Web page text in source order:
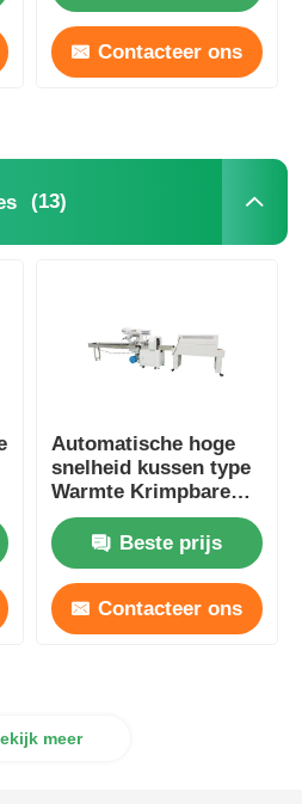
Contacteer ons
(13)
Automatische hoge
snelheid kussen type
Warmte Krimpbare
verpakking Voedsel
en drankenBeste prijs
Contacteer ons
meer